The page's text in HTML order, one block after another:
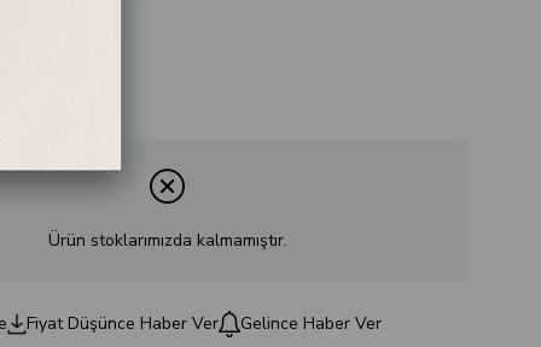
Ürün stoklarımızda kalmamıştır.
Fiyat Düşünce Haber Ver Gelince Haber Ver